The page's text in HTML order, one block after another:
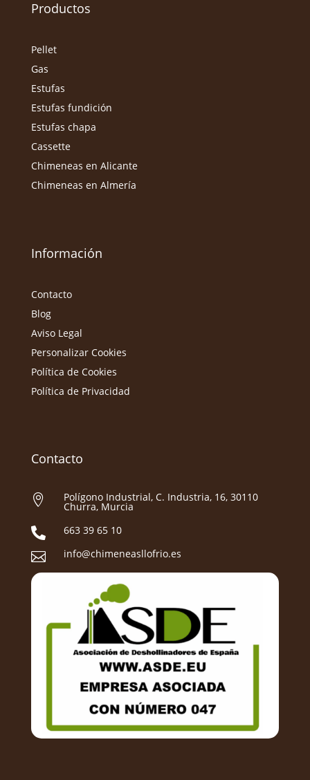
Productos
Pellet
Gas
Estufas
Estufas fundición
Estufas chapa
Cassette
Chimeneas en Alicante
Chimeneas en Almería
Información
Contacto
Blog
Aviso Legal
Personalizar Cookies
Política de Cookies
Política de Privacidad
Contacto
 Polígono Industrial, C. Industria, 16, 30110
Churra, Murcia
 663 39 65 10
 info@chimeneasllofrio.es